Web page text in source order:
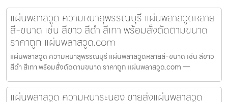
แผ่นพลาสวูด ความหนาสุพรรณบุรี แผ่นพลาสวูดหลาย
สี-ขนาด เช่น สีขาว สีดำ สีเทา พร้อมสั่งตัดตามขนาด
ราคาถูก แผ่นพลาสวูด.com
แผ่นพลาสวูด ความหนาสุพรรณบุรี แผ่นพลาสวูดหลายสี-ขนาด เช่น สีขาว
สีดำ สีเทา พร้อมสั่งตัดตามขนาด ราคาถูก แผ่นพลาสวูด.com —
แผ่นพลาสวูด ความหนาระนอง ขายส่งแผ่นพลาสวูด